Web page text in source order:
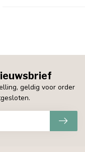
geldig voor order